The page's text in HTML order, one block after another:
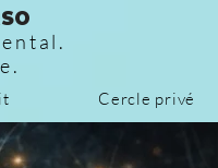
Cercle privé